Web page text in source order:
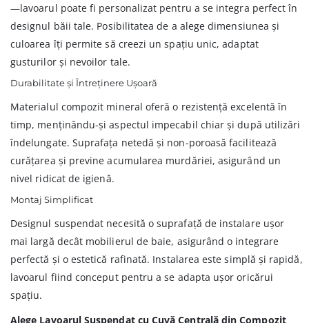
—lavoarul poate fi personalizat pentru a se integra perfect în
designul băii tale. Posibilitatea de a alege dimensiunea și
culoarea îți permite să creezi un spațiu unic, adaptat
gusturilor și nevoilor tale.
Durabilitate și Întreținere Ușoară
Materialul compozit mineral oferă o rezistență excelentă în
timp, menținându-și aspectul impecabil chiar și după utilizări
îndelungate. Suprafața netedă și non-poroasă facilitează
curățarea și previne acumularea murdăriei, asigurând un
nivel ridicat de igienă.
Montaj Simplificat
Designul suspendat necesită o suprafață de instalare ușor
mai largă decât mobilierul de baie, asigurând o integrare
perfectă și o estetică rafinată. Instalarea este simplă și rapidă,
lavoarul fiind conceput pentru a se adapta ușor oricărui
spațiu.
Alege Lavoarul Suspendat cu Cuvă Centrală din Compozit